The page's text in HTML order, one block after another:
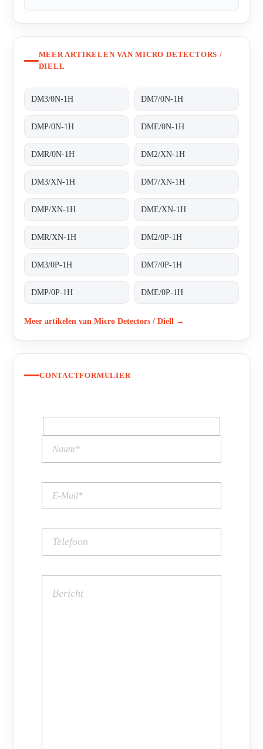
MEER ARTIKELEN VAN MICRO DETECTORS /
DIELL
DM3/0N-1H DM7/0N-1H
DMP/0N-1H DME/0N-1H
DMR/0N-1H DM2/XN-1H
DM3/XN-1H DM7/XN-1H
DMP/XN-1H DME/XN-1H
DMR/XN-1H DM2/0P-1H
DM3/0P-1H DM7/0P-1H
DMP/0P-1H DME/0P-1H
Meer artikelen van Micro Detectors / Diell →
CONTACTFORMULIER